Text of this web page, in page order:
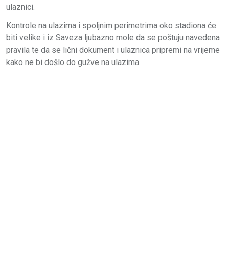
ulaznici.
Kontrole na ulazima i spoljnim perimetrima oko stadiona će
biti velike i iz Saveza ljubazno mole da se poštuju navedena
pravila te da se lični dokument i ulaznica pripremi na vrijeme
kako ne bi došlo do gužve na ulazima.